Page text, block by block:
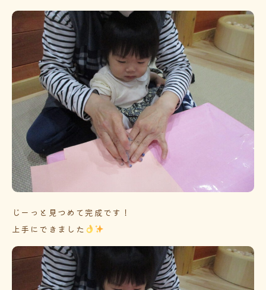
じーっと見つめて完成です！
上手にできました